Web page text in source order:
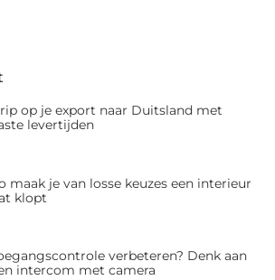
op je export naar Duitsland met
levertijden
maak je van losse keuzes een interieur
klopt
verbeteren? Denk aan
intercom met camera